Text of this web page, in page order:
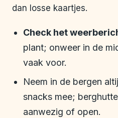
dan losse kaartjes.
Check het
plant; onweer in de
vaak voor.
Neem in de bergen
snacks mee;
aanwezig of open.